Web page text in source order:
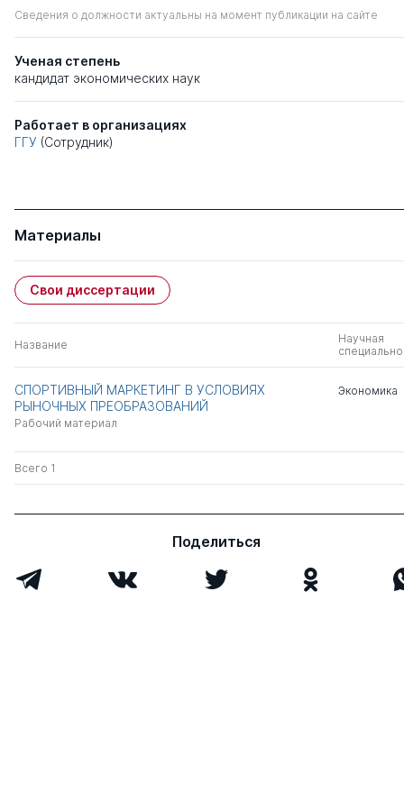
Сведения о должности актуальны на момент публикации на сайте
Ученая степень
кандидат экономических наук
Работает в организациях
ГГУ (Сотрудник)
Материалы
Свои диссертации
Название
Научная
СПОРТИВНЫЙ МАРКЕТИНГ В УСЛОВИЯХ
РЫНОЧНЫХ ПРЕОБРАЗОВАНИЙ
Рабочий материал
Экономика
Всего 1
Поделиться